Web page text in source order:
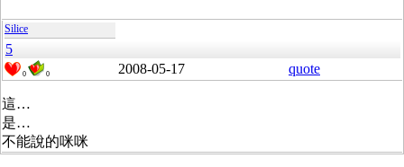
Silice
5
0 0 2008-05-17 quote
這…
是…
不能說的咪咪